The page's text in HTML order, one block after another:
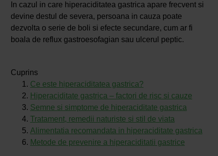
In cazul in care hiperaciditatea gastrica apare frecvent si
devine destul de severa, persoana in cauza poate
dezvolta o serie de boli si efecte secundare, cum ar fi
boala de reflux gastroesofagian sau ulcerul peptic.
Cuprins
Ce este hiperaciditatea gastrica?
Hiperaciditate gastrica – factori de risc si cauze
Semne si simptome de hiperaciditate gastrica
Tratament, remedii naturiste si stil de viata
Alimentatia recomandata in hiperaciditate gastrica
Metode de prevenire a hiperaciditatii gastrice